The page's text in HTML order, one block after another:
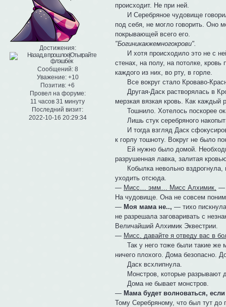
Достижения:
Сообщений:8
Уважение: +10
Позитив: +6
Провел на форуме:
11 часов 31 минуту
Последний визит:
2022-10-16 20:29:34
происходит. Не при ней.
И Серебряное чудовище
под себя, не могло говорить. Оно
покрывающей всего его.
"Богиникакжемногокрови".
И хотя происходило это не с
стенах, на полу, на потолке,
каждого из них, во рту, в горле.
Все вокруг стало Кроваво-
Другая-Даск растворялась в
мерзкая вязкая кровь. Как каждый
Тошнило. Хотелось поскорее
Лишь стук серебряного
И тогда взгляд Даск
к горлу тошноту. Вокруг не было
Ей нужно было домой.
разрушенная лавка, залитая
Кобылка невольно вздрогнула,
уходить отсюда.
— Мисс… эмм… Мисс Алхимик, —
На чудовище. Она не совсем
—Моя мама не.., — тихо
не разрешала заговаривать с
Величайший Алхимик Эквестрии.
— Мисс, давайте я отведу вас в
Так у него тоже были такие же
ничего плохого. Дома безопасно.
Даск всхлипнула.
Монстров, которые разрывают
Дома не бывает монстров.
—Мама будет волноваться,
Тому Серебряному, что был тут